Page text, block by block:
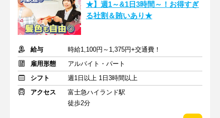
★】週1～&1日3時間～！お得すぎ
る社割＆賄いあり★
給与
時給1,100円～1,375円+交通費！
雇用形態
アルバイト・パート
シフト
週1日以上 1日3時間以上
アクセス
富士急ハイランド駅
徒歩2分